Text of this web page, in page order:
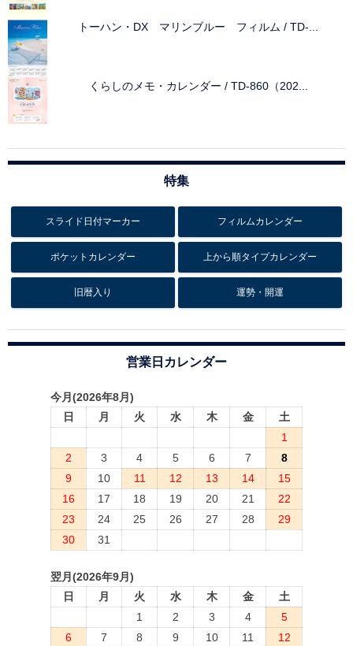
トーハン・DX マリンブルー フィルム / TD-...
くらしのメモ・カレンダー / TD-860（202...
特集
スライド日付マーカー フィルムカレンダー
ポケットカレンダー 上から順タイプカレンダー
旧暦入り 運勢・開運
営業日カレンダー
今月(2026年8月)
日
月 火 水 木 金
土
1
2
3 4 5 6 7
8
9
10 11 12 13 14
15
16
17 18 19 20 21
22
23
24 25 26 27 28
29
30
31
翌月(2026年9月)
日
月 火 水 木 金
土
1
2 3 4
5
6
7 8 9 10 11
12